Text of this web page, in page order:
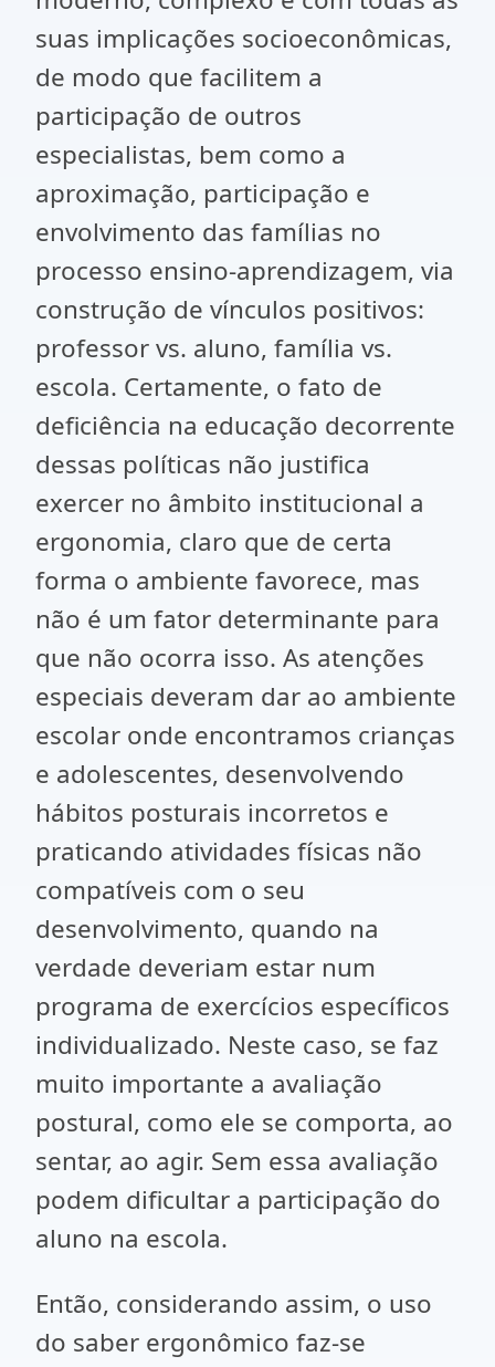
suas implicações socioeconômicas,
de modo que facilitem a
participação de outros
especialistas, bem como a
aproximação, participação e
envolvimento das famílias no
processo ensino-aprendizagem, via
construção de vínculos positivos:
professor vs. aluno, família vs.
escola. Certamente, o fato de
deficiência na educação decorrente
dessas políticas não justifica
exercer no âmbito institucional a
ergonomia, claro que de certa
forma o ambiente favorece, mas
não é um fator determinante para
que não ocorra isso. As atenções
especiais deveram dar ao ambiente
escolar onde encontramos crianças
e adolescentes, desenvolvendo
hábitos posturais incorretos e
praticando atividades físicas não
compatíveis com o seu
desenvolvimento, quando na
verdade deveriam estar num
programa de exercícios específicos
individualizado. Neste caso, se faz
muito importante a avaliação
postural, como ele se comporta, ao
sentar, ao agir. Sem essa avaliação
podem dificultar a participação do
aluno na escola.
Então, considerando assim, o uso
do saber ergonômico faz-se